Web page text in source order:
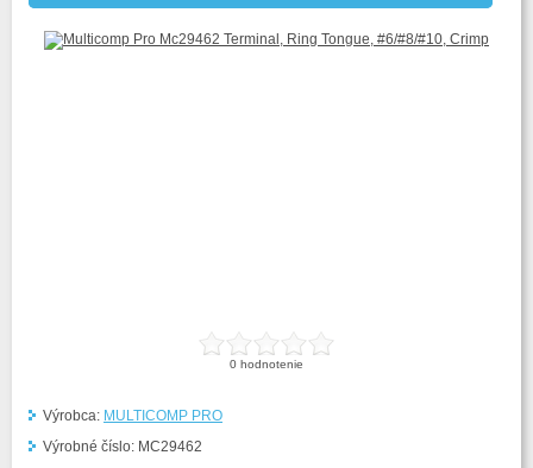
0 hodnotenie
Výrobca: MULTICOMP PRO
Výrobné číslo: MC29462